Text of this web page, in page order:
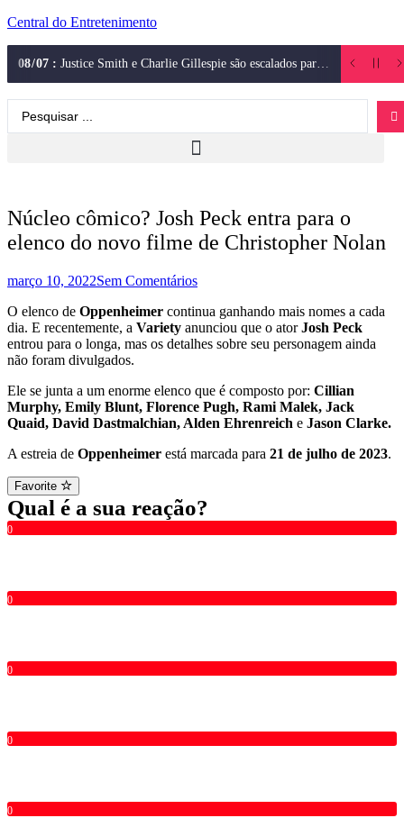
Central do Entretenimento
08/07 : Justice Smith e Charlie Gillespie são escalados para segunda temporada de Heated Rivalry (Rivalidade Ardente)
Núcleo cômico? Josh Peck entra para o
elenco do novo filme de Christopher Nolan
março 10, 2022Sem Comentários
O elenco de Oppenheimer continua ganhando mais nomes a cada
dia. E recentemente, a Variety anunciou que o atorJosh Peck
entrou para o longa, mas os detalhes sobre seu personagem ainda
não foram divulgados.
Ele se junta a um enorme elenco que é composto por: Cillian
Murphy, Emily Blunt, Florence Pugh, Rami Malek, Jack
Quaid, David Dastmalchian, Alden Ehrenreich e Jason Clarke.
A estreia de Oppenheimer está marcada para 21 de julho de 2023.
Favorite
Qual é a sua reação?
0
0
0
0
0